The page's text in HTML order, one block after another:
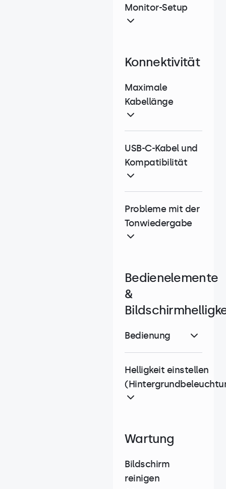
Monitor-Setup
Konnektivität
Maximale
Kabellänge
USB-C-Kabel und
Kompatibilität
Probleme mit der
Tonwiedergabe
Bedienelemente
&
Bedienung
Helligkeit einstellen
Wartung
Bildschirm
reinigen